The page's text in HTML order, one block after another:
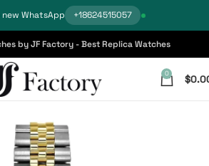
new WhatsApp +18624515057
by JF Factory - Best Replica Watches
0 $